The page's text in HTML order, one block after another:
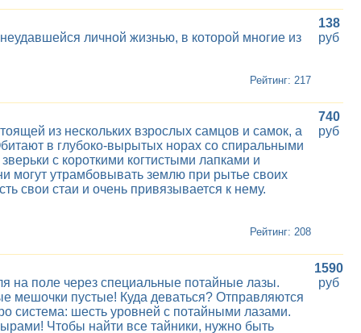
личной жизнью, в которой многие из
Рейтинг: 217
138
руб
из нескольких взрослых самцов и самок, а
в глубоко-вырытых норах со спиральными
с короткими когтистыми лапками и
могут утрамбовывать землю при рытье своих
свои стаи и очень привязывается к нему.
Рейтинг: 208
740
руб
на поле через специальные потайные лазы.
мешочки пустые! Куда деваться? Отправляются
система: шесть уровней с потайными лазами.
Чтобы найти все тайники, нужно быть
1590
руб